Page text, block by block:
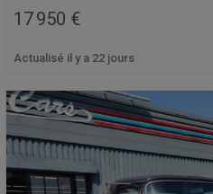
17 950 €
Actualisé il y a 22 jours